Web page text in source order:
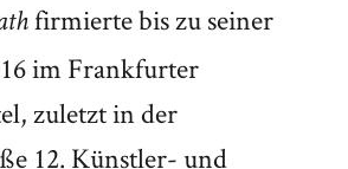
firmierte bis zu seiner
im Frankfurter
zuletzt in der
12. Künstler- und